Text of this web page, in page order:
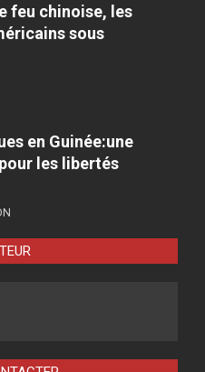
feu chinoise, les
sous
en Guinée:une
les libertés